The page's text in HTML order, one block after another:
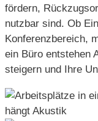
fördern,
nutzbar sind. Ob
Konferenzbereich,
ein Büro entstehen
steigern und Ihre